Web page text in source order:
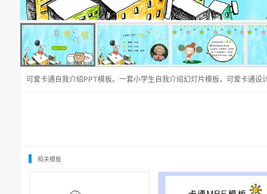
可爱卡通自我介绍PPT模板。一套小学生自我介绍幻灯片模板，可爱卡通设
相关模板